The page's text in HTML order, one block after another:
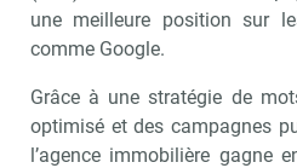
une meilleure position sur
comme Google.
Grâce à une stratégie de
optimisé et des campagnes
l’agence immobilière gagne